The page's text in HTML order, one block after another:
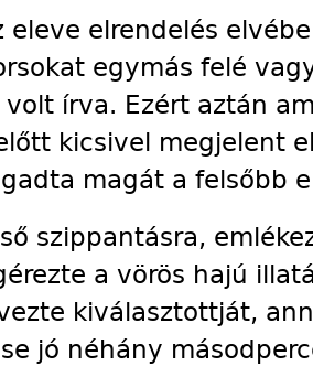
eleve elrendelés
egymás felé
írva. Ezért aztán
kicsivel megjelent
magát a felsőbb
szippantásra,
a vörös hajú
kiválasztottját,
jó néhány